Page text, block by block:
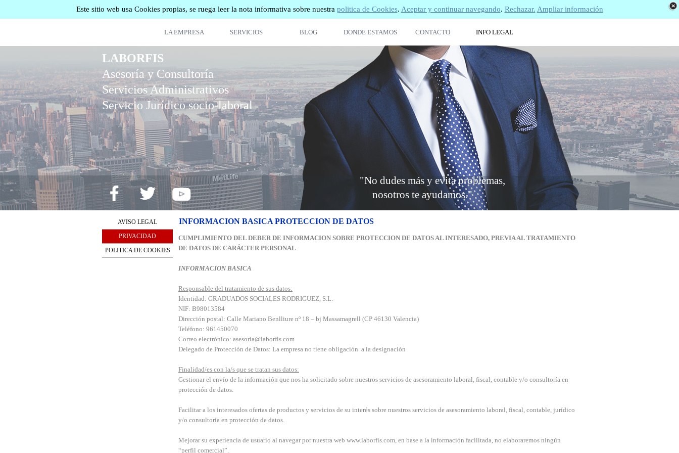
Este sitio web usa Cookies propias, se ruega leer la nota informativa sobre nuestra politica de Cookies. Aceptar y continuar navegando. Rechazar. Ampliar información
"No dudes más y evita problemas,
nosotros te ayudamos."
LABORFIS
Asesoría y Consultoría
Servicios Administrativos
Servicio Jurídico socio-laboral
LA EMPRESA SERVICIOS BLOG DONDE ESTAMOS CONTACTO INFO LEGAL
AVISO LEGAL
PRIVACIDAD
POLITICA DE COOKIES
INFORMACION BASICA PROTECCION DE DATOS
CUMPLIMIENTO DEL DEBER DE INFORMACION SOBRE PROTECCION DE DATOS AL INTERESADO, PREVIA AL TRATAMIENTO
DE DATOS DE CARÁCTER PERSONAL
INFORMACION BASICA
Responsable del tratamiento de sus datos:
Identidad: GRADUADOS SOCIALES RODRIGUEZ, S.L.
NIF: B98013584
Dirección postal: Calle Mariano Benlliure nº 18 – bj Massamagrell (CP 46130 Valencia)
Teléfono: 961450070
Correo electrónico: asesoria@laborfis.com
Delegado de Protección de Datos: La empresa no tiene obligación a la designación
Finalidad/es con la/s que se tratan sus datos:
Gestionar el envío de la información que nos ha solicitado sobre nuestros servicios de asesoramiento laboral, fiscal, contable y/o consultoría en
protección de datos.
Facilitar a los interesados ofertas de productos y servicios de su interés sobre nuestros servicios de asesoramiento laboral, fiscal, contable, jurídico
y/o consultoría en protección de datos.
Mejorar su experiencia de usuario al navegar por nuestra web www.laborfis.com, en base a la información facilitada, no elaboraremos ningún
“perfil comercial”.